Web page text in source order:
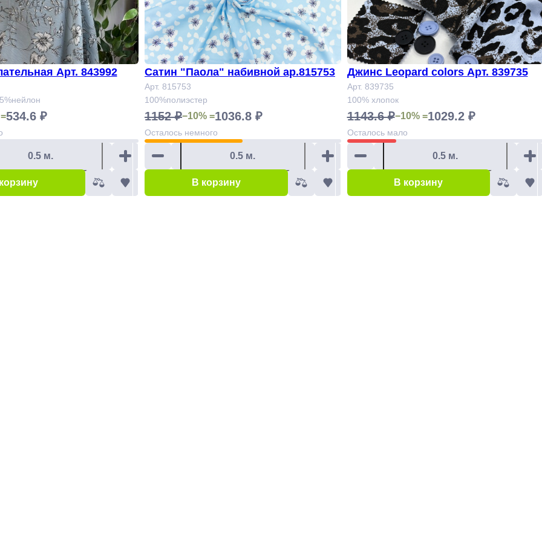
Арт. 843992
534.6 ₽
Сатин "Паола" набивной ар.815753
Арт. 815753
100%полиэстер
1152 ₽−10% =1036.8 ₽
Осталось немного
В корзину
Джинс Leopard colors Арт. 839735
Арт. 839735
100% хлопок
1143.6 ₽−10% =1029.2 ₽
Осталось мало
В корзину